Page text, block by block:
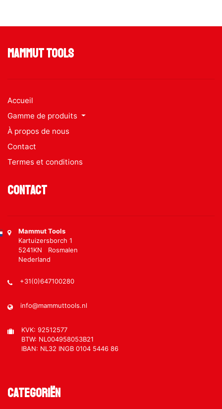
Mammut Tools
Accueil
Gamme de produits
À propos de nous
Contact
Termes et conditions
Contact
Mammut Tools
Kartuizersborch 1
5241KN Rosmalen
Nederland
+31(0)647100280
info@mammuttools.nl
KVK: 92512577
BTW: NL004958053B21
IBAN: NL32 INGB 0104 5446 86
Categoriën